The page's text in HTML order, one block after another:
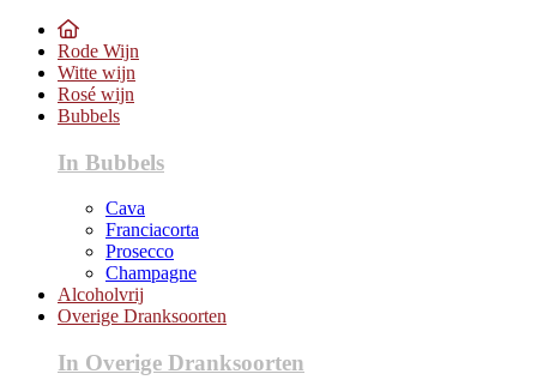
Rode Wijn
Witte wijn
Rosé wijn
Bubbels
In Bubbels
Cava
Franciacorta
Prosecco
Champagne
Alcoholvrij
Overige Dranksoorten
In Overige Dranksoorten